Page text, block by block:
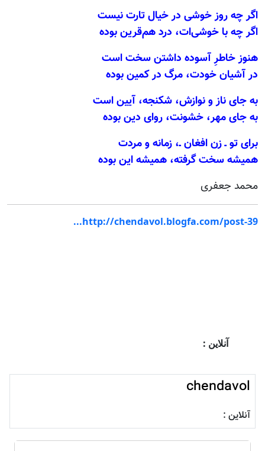
اگر چه روز خوشی در خیال تارت نیست
اگر چه با خوشی‌ات، درد هم‌قرین بوده
هنوز خاطرِ آسوده داشتن سخت است
در آشیان خودت، مرگ در کمین بوده
به جای ناز و نوازش، شکنجه، آیین است
به جای مهر، خشونت، روای دین بوده
برای تو ـ زن افغان ـ، زمانه و مردت
همیشه سخت گرفته، همیشه این بوده
محمد جعفری
آنلاین :
http://chendavol.blogfa.com/post-39...
chendavol
آنلاین :